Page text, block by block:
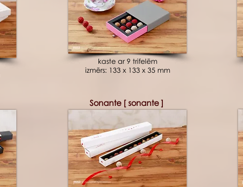
kaste ar 9 trifelēm
izmērs: 133 x 133 x 35 mm
Sonante [ sonante ]